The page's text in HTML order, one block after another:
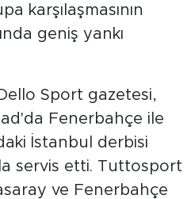
karşılaşmasının
geniş yankı
Sport gazetesi,
Fenerbahçe ile
İstanbul derbisi
servis etti. Tuttosport
ve Fenerbahçe